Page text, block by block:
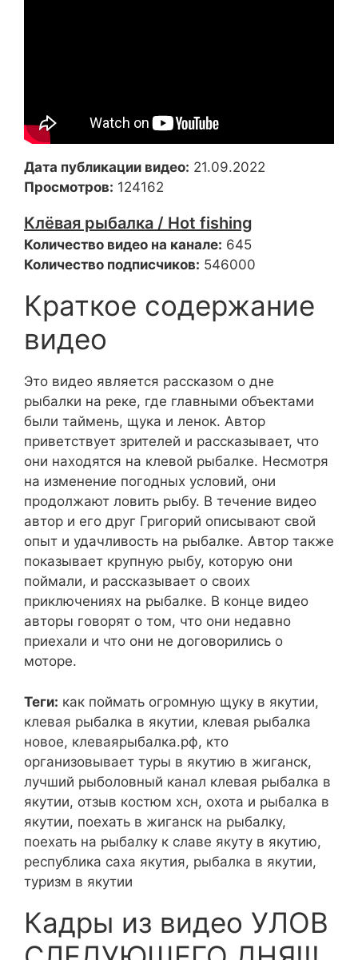
Дата публикации видео: 21.09.2022
Просмотров: 124162
Клёвая рыбалка / Hot fishing
Количество видео на канале: 645
Количество подписчиков: 546000
Краткое содержание
видео
Это видео является рассказом о дне
рыбалки на реке, где главными объектами
были таймень, щука и ленок. Автор
приветствует зрителей и рассказывает, что
они находятся на клевой рыбалке. Несмотря
на изменение погодных условий, они
продолжают ловить рыбу. В течение видео
автор и его друг Григорий описывают свой
опыт и удачливость на рыбалке. Автор также
показывает крупную рыбу, которую они
поймали, и рассказывает о своих
приключениях на рыбалке. В конце видео
авторы говорят о том, что они недавно
приехали и что они не договорились о
моторе.
Теги: как поймать огромную щуку в якутии,
клевая рыбалка в якутии, клевая рыбалка
новое, клеваярыбалка.рф, кто
организовывает туры в якутию в жиганск,
лучший рыболовный канал клевая рыбалка в
якутии, отзыв костюм хсн, охота и рыбалка в
якутии, поехать в жиганск на рыбалку,
поехать на рыбалку к славе якуту в якутию,
республика саха якутия, рыбалка в якутии,
туризм в якутии
Кадры из видео УЛОВ